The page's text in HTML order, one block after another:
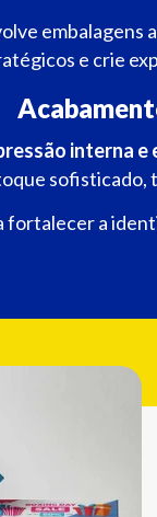
embalagens
e crie
interna e
sofisticado,
fortalecer a